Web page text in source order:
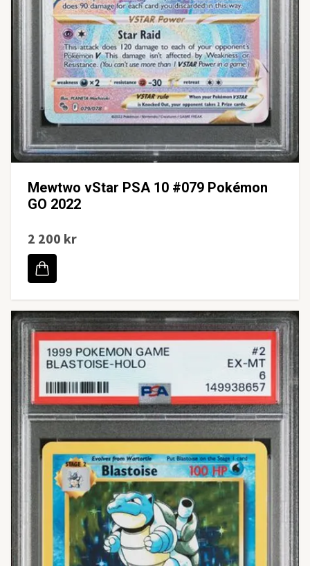
Mewtwo vStar PSA 10 #079 Pokémon
GO 2022
2 200 kr